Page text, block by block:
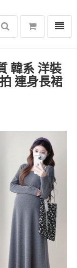
選單
韓系 洋裝
連身長裙